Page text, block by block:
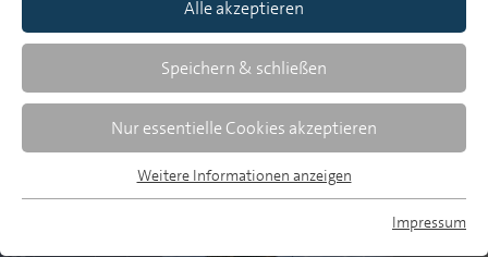
Programmbroschüren, Media Beratung, Buchung &
Abwicklung sowie unsere AGBs.
Alle akzeptieren
Speichern & schließen
Nur essentielle Cookies akzeptieren
Essentielle Cookies werden für grundlegende Funktionen der
Weitere Informationen anzeigen
Impressum